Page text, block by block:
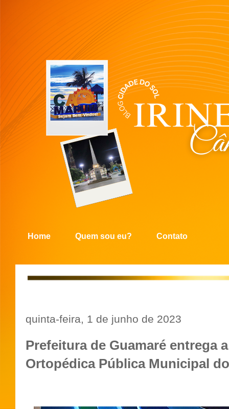
Home Quem sou eu? Contato
quinta-feira, 1 de junho de 2023
Prefeitura de Guamaré entrega
Ortopédica Pública Municipal